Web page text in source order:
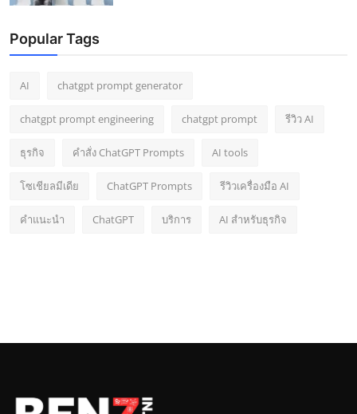
Popular Tags
AI chatgpt prompt generator
chatgpt prompt engineering chatgpt prompt รีวิว AI
ธุรกิจ คำสั่ง ChatGPT Prompts AI tools
โซเชียลมีเดีย ChatGPT Prompts รีวิวเครื่องมือ AI
คำแนะนำ ChatGPT บริการ AI สำหรับธุรกิจ